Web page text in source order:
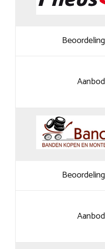
Beoordeling
Aanbod
Beoordeling
Aanbod